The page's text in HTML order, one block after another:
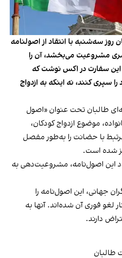
روز سه‌شنبه با انتقاد از اصولنامه
مشروعیت می‌بخشد، آن را
این سفارت در اکس نوشت که
سپری کنند، نه اینکه به ازدواج
۳۱ صفحه‌ای طالبان تحت عنوان «اصول
موضوع ازدواج کودکان،
با حضانت را به‌طور مفصل
شده است.
این اصول‌نامه، مشروعیت‌دهی به
جهانی، این اصول‌نامه را
لغو فوری آن شده‌اند. آنها به
دارند.